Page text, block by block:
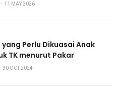
・ 11 MAY 2026
yang Perlu Dikuasai Anak
TK menurut Pakar
・ 30 OCT 2024